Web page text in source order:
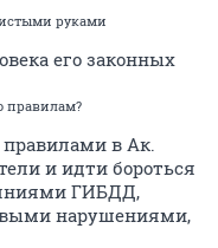
руками
его законных
правилам?
в Ак.
и идти бороться
ГИБДД,
нарушениями,